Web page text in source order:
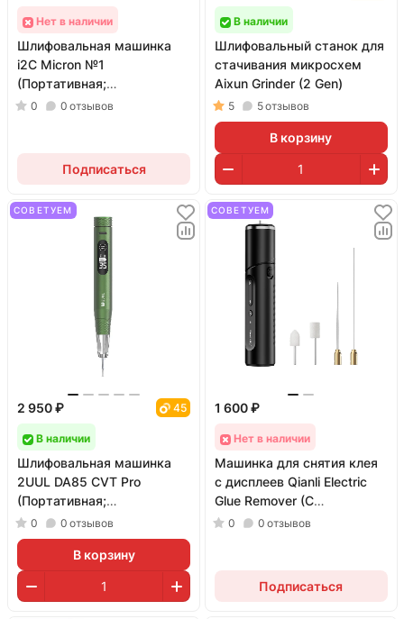
Нет в наличии
Шлифовальная машинка
i2C Micron №1
(Портативная;
миниатюрная)
0 0 отзывов
Подписаться
В наличии
Шлифовальный станок для
стачивания микросхем
Aixun Grinder (2 Gen)
5 5отзывов
В корзину
СОВЕТУЕМ
2 950 ₽ 45
В наличии
Шлифовальная машинка
2UUL DA85 CVT Pro
(Портативная;
миниатюрная; мощная)
0 0 отзывов
В корзину
СОВЕТУЕМ
1 600 ₽
Нет в наличии
Машинка для снятия клея
с дисплеев Qianli Electric
Glue Remover (С
детектором пыли)
0 0 отзывов
Подписаться